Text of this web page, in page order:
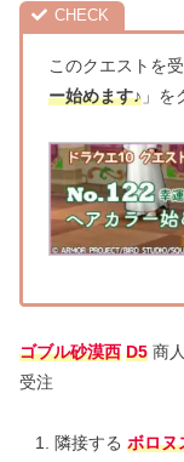
このクエストを
ー始めます♪ 」を
ゴブル砂漠西 D5 商
受注
隣接する ボロヌ